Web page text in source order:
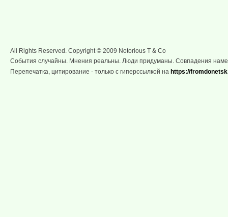
All Rights Reserved. Copyright © 2009 Notorious T & Co
События случайны. Мнения реальны. Люди придуманы. Совпадения
Перепечатка, цитирование - только с гиперссылкой на https://